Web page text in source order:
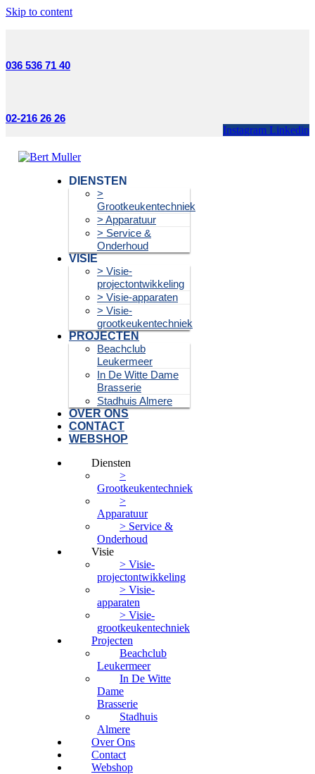
Skip to content
036 536 71 40
02-216 26 26
Instagram Linkedin
DIENSTEN
>
Grootkeukentechniek
> Apparatuur
> Service &
Onderhoud
VISIE
> Visie-
projectontwikkeling
> Visie-apparaten
> Visie-
grootkeukentechniek
PROJECTEN
Beachclub
Leukermeer
In De Witte Dame
Brasserie
Stadhuis Almere
OVER ONS
CONTACT
WEBSHOP
Diensten
>
Grootkeukentechniek
>
Apparatuur
> Service &
Onderhoud
Visie
> Visie-
projectontwikkeling
> Visie-
apparaten
> Visie-
grootkeukentechniek
Projecten
Beachclub
Leukermeer
In De Witte
Dame
Brasserie
Stadhuis
Almere
Over Ons
Contact
Webshop